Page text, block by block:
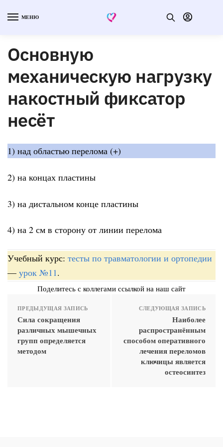
МЕНЮ
Основную
механическую нагрузку
накостный фиксатор
несёт
1) над областью перелома (+)
2) на концах пластины
3) на дистальном конце пластины
4) на 2 см в сторону от линии перелома
Учебный курс: тесты по травматологии и ортопедии
— урок №11.
Поделитесь с коллегами ссылкой на наш сайт
ПРЕДЫДУЩАЯ ЗАПИСЬ
Сила сокращения
различных мышечных
групп определяется
методом
СЛЕДУЮЩАЯ ЗАПИСЬ
Наиболее
распространённым
способом оперативного
лечения переломов
ключицы является
остеосинтез